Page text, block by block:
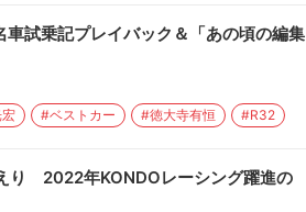
試乗記プレイバック＆「あの頃の編集
#ベストカー #徳大寺有恒 #R32
り 2022年KONDOレーシング躍進の